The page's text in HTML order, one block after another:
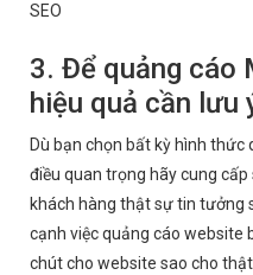
SEO
3. Để quảng cáo
hiệu quả cần lưu
Dù bạn chọn bất kỳ hình
điều quan trọng hãy cung
khách hàng thật sự tin tưởng
cạnh việc quảng cáo website
chút cho website sao cho